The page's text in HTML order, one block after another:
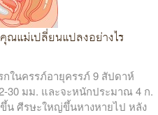
แม่เปลี่ยนแปลงอย่างไร
ในครรภ์อายุครรภ์ 9 สัปดาห์
30 มม. และจะหนักประมาณ 4 ก.
น ศีรษะใหญ่ขึ้นหางหายไป หลัง